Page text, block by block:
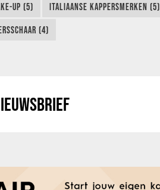
UP (5) ITALIAANSE KAPPERSMERKEN (5)
(4)